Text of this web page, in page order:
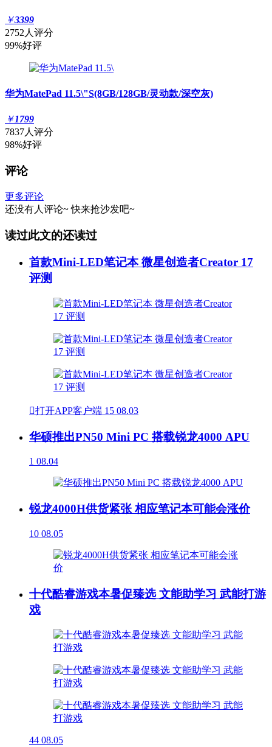
￥3399
2752人评分
99%好评
华为MatePad 11.5\"S(8GB/128GB/灵动款/深空灰)
￥1799
7837人评分
98%好评
评论
更多评论
还没有人评论~ 快来抢沙发吧~
读过此文的还读过
首款Mini-LED笔记本 微星创造者Creator 17
评测
打开APP客户端 15 08.03
华硕推出PN50 Mini PC 搭载锐龙4000 APU
1 08.04
锐龙4000H供货紧张 相应笔记本可能会涨价
10 08.05
十代酷睿游戏本暑促臻选 文能助学习 武能打游
戏
44 08.05